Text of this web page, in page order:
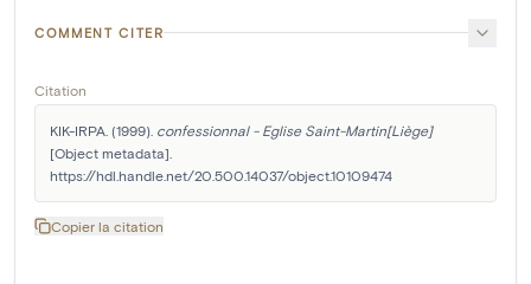
COMMENT CITER
Citation
KIK-IRPA. (1999). confessionnal - Eglise Saint-Martin[Liège]
[Object metadata].
https://hdl.handle.net/20.500.14037/object.10109474
Copier la citation